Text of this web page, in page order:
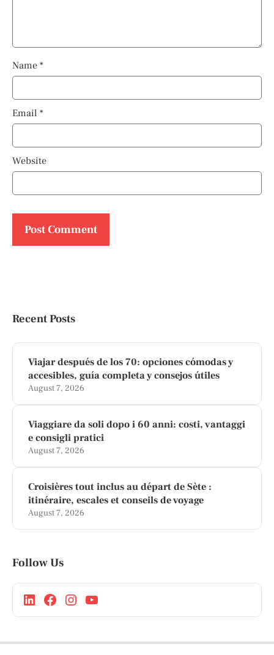
Name *
Email *
Website
Recent Posts
Viajar después de los 70: opciones cómodas y
accesibles, guía completa y consejos útiles
August 7, 2026
Viaggiare da soli dopo i 60 anni: costi, vantaggi
e consigli pratici
August 7, 2026
Croisières tout inclus au départ de Sète :
itinéraire, escales et conseils de voyage
August 7, 2026
Follow Us